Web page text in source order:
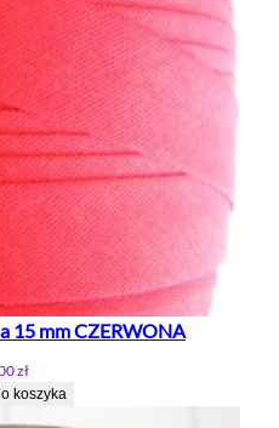
15 mm CZERWONA
zł
koszyka